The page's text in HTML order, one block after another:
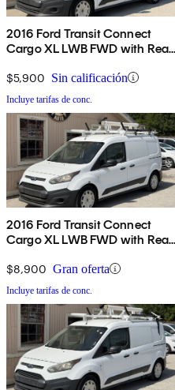
2016 Ford Transit Connect
Cargo XL LWB FWD with Rear
$5,900 Sin calificación
Incluye tarifas de conc.
2016 Ford Transit Connect
Cargo XL LWB FWD with Rear
$8,900 Gran oferta
Incluye tarifas de conc.